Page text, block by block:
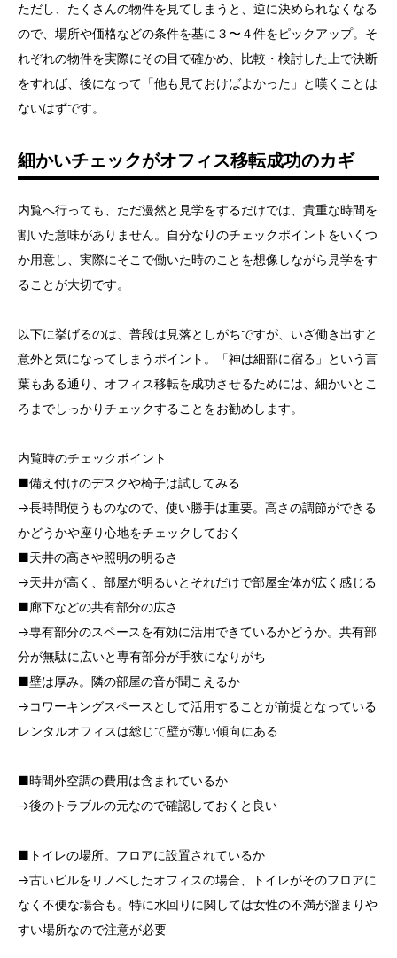
ただし、たくさんの物件を見てしまうと、逆に決められなくなる
ので、場所や価格などの条件を基に３〜４件をピックアップ。そ
れぞれの物件を実際にその目で確かめ、比較・検討した上で決断
をすれば、後になって「他も見ておけばよかった」と嘆くことは
ないはずです。
細かいチェックがオフィス移転成功のカギ
内覧へ行っても、ただ漫然と見学をするだけでは、貴重な時間を
割いた意味がありません。自分なりのチェックポイントをいくつ
か用意し、実際にそこで働いた時のことを想像しながら見学をす
ることが大切です。
以下に挙げるのは、普段は見落としがちですが、いざ働き出すと
意外と気になってしまうポイント。「神は細部に宿る」という言
葉もある通り、オフィス移転を成功させるためには、細かいとこ
ろまでしっかりチェックすることをお勧めします。
内覧時のチェックポイント
■備え付けのデスクや椅子は試してみる
→長時間使うものなので、使い勝手は重要。高さの調節ができる
かどうかや座り心地をチェックしておく
■天井の高さや照明の明るさ
→天井が高く、部屋が明るいとそれだけで部屋全体が広く感じる
■廊下などの共有部分の広さ
→専有部分のスペースを有効に活用できているかどうか。共有部
分が無駄に広いと専有部分が手狭になりがち
■壁は厚み。隣の部屋の音が聞こえるか
→コワーキングスペースとして活用することが前提となっている
レンタルオフィスは総じて壁が薄い傾向にある
■時間外空調の費用は含まれているか
→後のトラブルの元なので確認しておくと良い
■トイレの場所。フロアに設置されているか
→古いビルをリノベしたオフィスの場合、トイレがそのフロアに
なく不便な場合も。特に水回りに関しては女性の不満が溜まりや
すい場所なので注意が必要